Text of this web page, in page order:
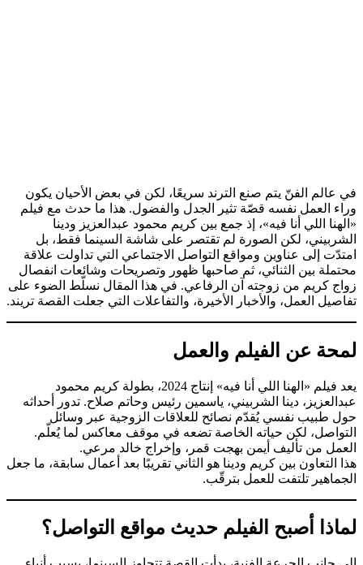
في عالم الفنّ يتم صنع الترند سريعًا، لكن في بعض الأحيان يكون
وراء العمل نفسه قصّة تثير الجدل والفضول. هذا ما حدث مع فيلم
«الهنا اللي أنا فيه»، إذ جمع بين كريم محمود عبدالعزيز ودينا
الشربيني، لكن الصورة لم تقتصر على شاشة السينما فقط، بل
امتدّت إلى عناوين ومواقع التواصل الاجتماعي التي تداولت علاقة
محتملة بين الثنائي، ثم صاحبها ظهور وتصريحات وشائعات انفصال
زواج كريم من زوجته آن الرفاعي. في هذا المقال نسلّط الضوء على
تفاصيل العمل، والأخبار الأخيرة، والتفاعلات التي جعلت القصة تريند.
لمحة عن الفيلم والعمل
يعد فيلم «الهنا اللي أنا فيه» إنتاج 2024، بطولة كريم محمود
عبدالعزيز، دينا الشربيني، ياسمين رئيس وحاتم صلاح. تدور أحداثه
حول طبيب نفسي يُقدّم نصائح للعلاقات الزوجية عبر وسائل
التواصل، لكن حياته الخاصة تضعه في موقف معاكس لما يُعلّم.
العمل من تأليف أيمن بهجت قمر، وإخراج خالد مرعي.
هذا التعاون بين كريم ودينا هو الثاني تقريبًا بعد أعمال سابقة، ما جعل
الجماهير تلتفت للعمل بترقّب.
لماذا أصبح الفيلم حديث مواقع التواصل؟